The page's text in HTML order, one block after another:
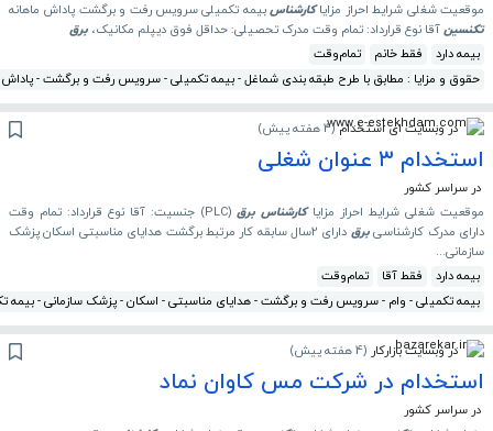
موقعیت شغلی شرایط احراز مزایاکارشناسبیمه تکمیلی سرویس رفت و برگشت پاداش ماهانه
تکنسینآقا نوع قرارداد: تمام وقت مدرک تحصیلی: حداقل فوق دیپلم مکانیک، برق
بیمه دارد
فقط خانم
تمام‌وقت
حقوق و مزایا : مطابق با طرح طبقه بندی شماغل - بیمه تکمیلی - سرویس رفت و برگشت -
در وبسایت ای استخدام(4 هفته پیش )
استخدام ۳ عنوان شغلی
در سراسر کشور
موقعیت شغلی شرایط احراز مزایاکارشناس برق
(PLC) جنسیت: آقا نوع قرارداد: تمام وقت
دارای مدرک کارشناسیبرق
دارای 2سال سابقه کار مرتبط برگشت هدایای مناسبتی اسکان پزشک
سازمانی...
بیمه دارد
فقط آقا
تمام‌وقت
بیمه تکمیلی - وام - سرویس رفت و برگشت - هدایای مناسبتی - اسکان - پزشک سازمانی -
در وبسایت بازارکار (4 هفته پیش )
استخدام در شرکت مس کاوان نماد
در سراسر کشور